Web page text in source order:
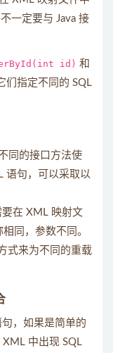
一定要与 Java 接
id) 和
们指定不同的 SQL
同的接口方法使
语句，可以采取以
在 XML 映射文
同，参数不同。
式来为不同的重载
，如果是简单的
中出现 SQL